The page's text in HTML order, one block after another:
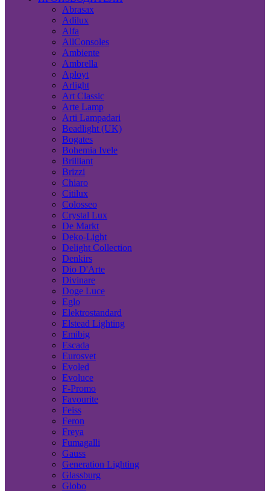
Abrasax
Adilux
Alfa
AllConsoles
Ambiente
Ambrella
Aployt
Arlight
Art Classic
Arte Lamp
Arti Lampadari
Beadlight (UK)
Bogates
Bohemia Ivele
Brilliant
Brizzi
Chiaro
Citilux
Colosseo
Crystal Lux
De Markt
Deko-Light
Delight Collection
Denkirs
Dio D'Arte
Divinare
Doge Luce
Eglo
Elektrostandard
Elstead Lighting
Emibig
Escada
Eurosvet
Evoled
Evoluce
F-Promo
Favourite
Feiss
Feron
Freya
Fumagalli
Gauss
Generation Lighting
Glassburg
Globo